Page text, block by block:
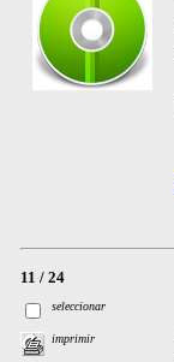
11 / 24
seleccionar
imprimir